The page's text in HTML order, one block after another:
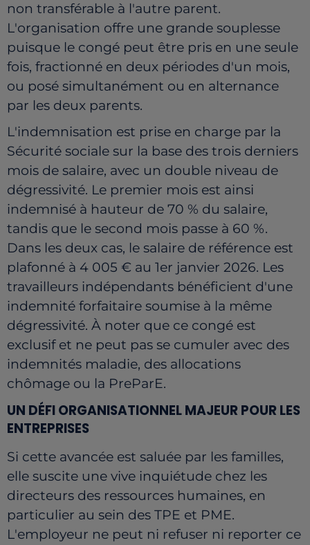
non transférable à l'autre parent.
L'organisation offre une grande souplesse
puisque le congé peut être pris en une seule
fois, fractionné en deux périodes d'un mois,
ou posé simultanément ou en alternance
par les deux parents.
L'indemnisation est prise en charge par la
Sécurité sociale sur la base des trois derniers
mois de salaire, avec un double niveau de
dégressivité. Le premier mois est ainsi
indemnisé à hauteur de 70 % du salaire,
tandis que le second mois passe à 60 %.
Dans les deux cas, le salaire de référence est
plafonné à 4 005 € au 1er janvier 2026. Les
travailleurs indépendants bénéficient d'une
indemnité forfaitaire soumise à la même
dégressivité. À noter que ce congé est
exclusif et ne peut pas se cumuler avec des
indemnités maladie, des allocations
chômage ou la PreParE.
UN DÉFI ORGANISATIONNEL MAJEUR POUR LES
ENTREPRISES
Si cette avancée est saluée par les familles,
elle suscite une vive inquiétude chez les
directeurs des ressources humaines, en
particulier au sein des TPE et PME.
L'employeur ne peut ni refuser ni reporter ce